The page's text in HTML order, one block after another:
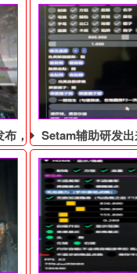
，它可以免费试用
Setam辅助研发